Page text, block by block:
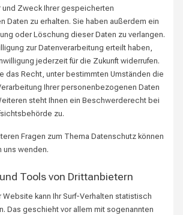
und Zweck Ihrer gespeicherten
Daten zu erhalten. Sie haben außerdem ein
oder Löschung dieser Daten zu verlangen.
zur Datenverarbeitung erteilt haben,
jederzeit für die Zukunft widerrufen.
das Recht, unter bestimmten Umständen die
Ihrer personenbezogenen Daten
steht Ihnen ein Beschwerderecht bei
zu.
Fragen zum Thema Datenschutz können
uns wenden.
Tools von Dritt­anbietern
kann Ihr Surf-Verhalten statistisch
Das geschieht vor allem mit sogenannten